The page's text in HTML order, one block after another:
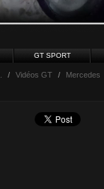
GT SPORT
/ Vidéos GT / Mercedes